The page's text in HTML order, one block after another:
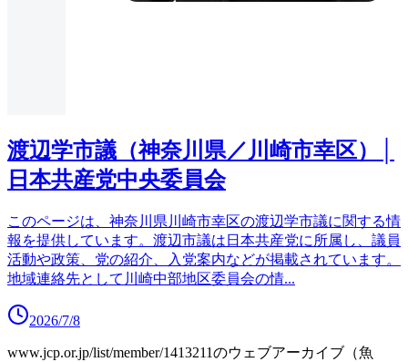
渡辺学市議（神奈川県／川崎市幸区）│
日本共産党中央委員会
このページは、神奈川県川崎市幸区の渡辺学市議に関する情
報を提供しています。渡辺市議は日本共産党に所属し、議員
活動や政策、党の紹介、入党案内などが掲載されています。
地域連絡先として川崎中部地区委員会の情...
2026/7/8
www.jcp.or.jp/list/member/1413211のウェブアーカイブ（魚